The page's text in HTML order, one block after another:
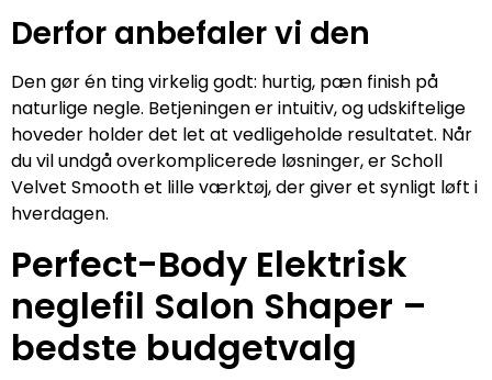
Derfor anbefaler vi den
Den gør én ting virkelig godt: hurtig, pæn finish på
naturlige negle. Betjeningen er intuitiv, og udskiftelige
hoveder holder det let at vedligeholde resultatet. Når
du vil undgå overkomplicerede løsninger, er Scholl
Velvet Smooth et lille værktøj, der giver et synligt løft i
hverdagen.
Perfect-Body Elektrisk
neglefil Salon Shaper –
bedste budgetvalg